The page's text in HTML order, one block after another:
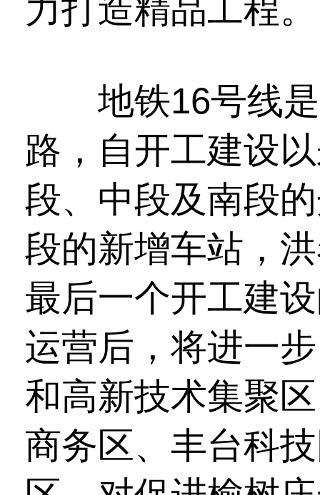
力打造精品工程。
地铁16号线是
路，自开工建设
段、中段及南段
段的新增车站，
最后一个开工建
运营后，将进一
和高新技术集聚
商务区、丰台科